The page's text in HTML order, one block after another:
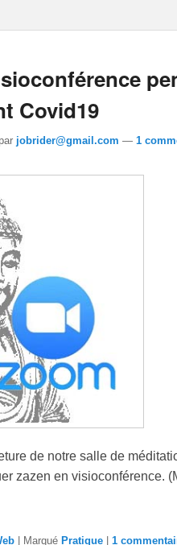
Covid19
par jobrider@gmail.com — 1
de notre salle de
zazen en visioconférence.
Marqué Pratique 1